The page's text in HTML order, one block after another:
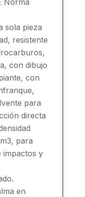
Norma
sola pieza
resistente
con dibujo
con
para
directa
para
impactos y
en